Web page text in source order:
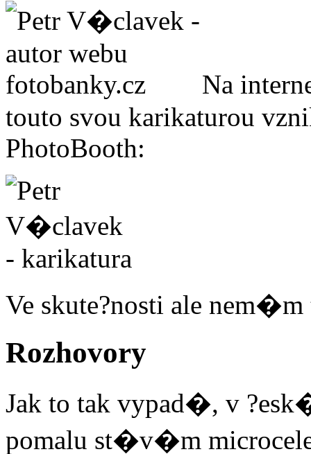
Na
touto svou karikaturou
PhotoBooth:
Ve skute?nosti ale
Rozhovory
Jak to tak vypad�, v
pomalu st�v�m